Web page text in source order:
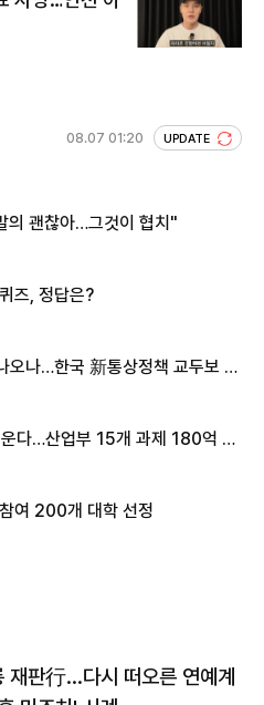
08.07 01:20 UPDATE
의 괜찮아…그것이 협치"
즈, 정답은?
오나…한국 新통상정책 교두보 활
다…산업부 15개 과제 180억 지
여 200개 대학 선정
재판行…다시 떠오른 연예계